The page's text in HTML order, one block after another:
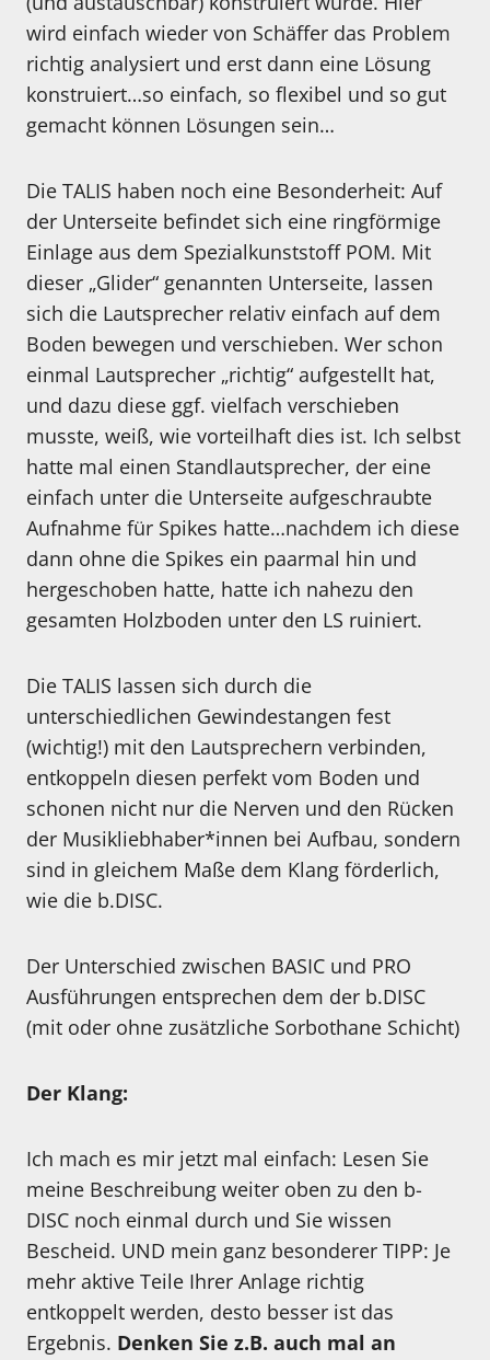
wird einfach wieder von Schäffer das Problem
richtig analysiert und erst dann eine Lösung
konstruiert…so einfach, so flexibel und so gut
gemacht können Lösungen sein…
Die TALIS haben noch eine Besonderheit: Auf
der Unterseite befindet sich eine ringförmige
Einlage aus dem Spezialkunststoff POM. Mit
dieser „Glider“ genannten Unterseite, lassen
sich die Lautsprecher relativ einfach auf dem
Boden bewegen und verschieben. Wer schon
einmal Lautsprecher „richtig“ aufgestellt hat,
und dazu diese ggf. vielfach verschieben
musste, weiß, wie vorteilhaft dies ist. Ich selbst
hatte mal einen Standlautsprecher, der eine
einfach unter die Unterseite aufgeschraubte
Aufnahme für Spikes hatte…nachdem ich diese
dann ohne die Spikes ein paarmal hin und
hergeschoben hatte, hatte ich nahezu den
gesamten Holzboden unter den LS ruiniert.
Die TALIS lassen sich durch die
unterschiedlichen Gewindestangen fest
(wichtig!) mit den Lautsprechern verbinden,
entkoppeln diesen perfekt vom Boden und
schonen nicht nur die Nerven und den Rücken
der Musikliebhaber*innen bei Aufbau, sondern
sind in gleichem Maße dem Klang förderlich,
wie die b.DISC.
Der Unterschied zwischen BASIC und PRO
Ausführungen entsprechen dem der b.DISC
(mit oder ohne zusätzliche Sorbothane Schicht)
Der Klang:
Ich mach es mir jetzt mal einfach: Lesen Sie
meine Beschreibung weiter oben zu den b-
DISC noch einmal durch und Sie wissen
Bescheid. UND mein ganz besonderer TIPP: Je
mehr aktive Teile Ihrer Anlage richtig
entkoppelt werden, desto besser ist das
Ergebnis. Denken Sie z.B. auch mal an